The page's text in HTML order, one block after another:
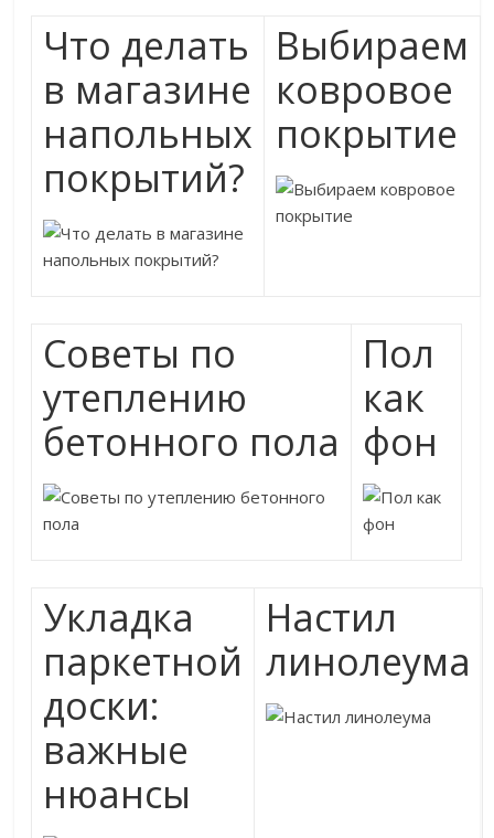
Что делать
в магазине
напольных
покрытий?
Выбираем
ковровое
покрытие
Советы по
утеплению
бетонного пола
Пол
как
фон
Укладка
паркетной
доски:
важные
нюансы
Настил
линолеума